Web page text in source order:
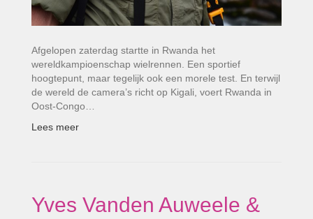
Afgelopen zaterdag startte in Rwanda het
wereldkampioenschap wielrennen. Een sportief
hoogtepunt, maar tegelijk ook een morele test. En terwijl
de wereld de camera’s richt op Kigali, voert Rwanda in
Oost-Congo…
Lees meer
Yves Vanden Auweele &